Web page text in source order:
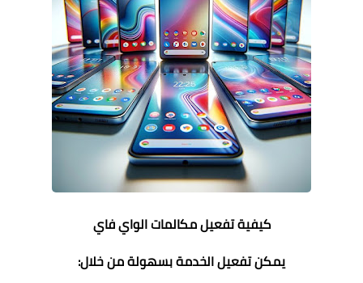
كيفية تفعيل مكالمات الواي فاي
يمكن تفعيل الخدمة بسهولة من خلال: